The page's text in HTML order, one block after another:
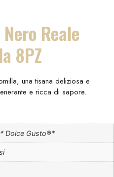
Reale
8PZ
una tisana deliziosa e
e ricca di sapore.
Dolce Gusto®*